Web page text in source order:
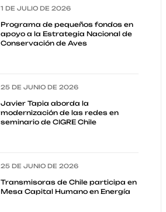
1 DE JULIO DE 2026
Programa de pequeños fondos en
apoyo a la Estrategia Nacional de
Conservación de Aves
25 DE JUNIO DE 2026
Javier Tapia aborda la
modernización de las redes en
seminario de CIGRE Chile
25 DE JUNIO DE 2026
Transmisoras de Chile participa en
Mesa Capital Humano en Energía